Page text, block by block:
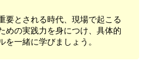
要とされる時代、現場で起こる
めの実践力を身につけ、具体的
を一緒に学びましょう。